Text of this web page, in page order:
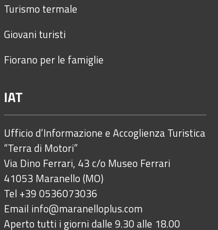
Turismo termale
Giovani turisti
Fiorano per le famiglie
IAT
Ufficio d’Informazione e Accoglienza Turistica
“Terra di Motori”
Via Dino Ferrari, 43 c/o Museo Ferrari
41053 Maranello (MO)
Tel +39 0536073036
Email info@maranelloplus.com
Aperto tutti i giorni dalle 9.30 alle 18.00